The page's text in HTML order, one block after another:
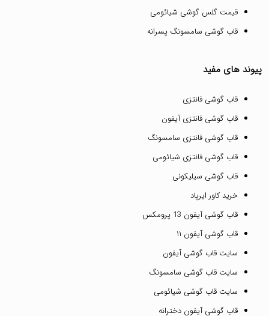
قیمت گلس گوشی شیائومی
قاب گوشی سامسونگ پسرانه
پیوند های مفید
قاب گوشی فانتزی
قاب گوشی فانتزی آیفون
قاب گوشی فانتزی سامسونگ
قاب گوشی فانتزی شیائومی
قاب گوشی سیلیکونی
خرید کاور ایرپاد
قاب گوشی آیفون 13 پرومکس
قاب گوشی آیفون ۱۱
سایت قاب گوشی آیفون
سایت قاب گوشی سامسونگ
سایت قاب گوشی شیائومی
قاب گوشی آیفون دخترانه